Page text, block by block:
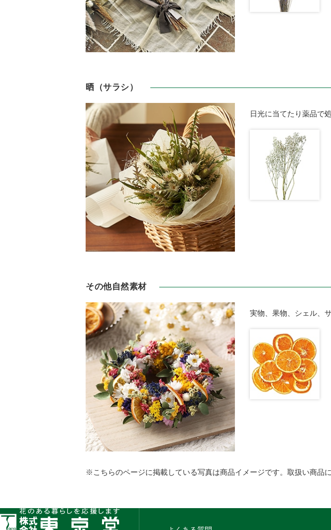
晒（サラシ）
日光に当てたり薬品で
その他自然素材
実物、果物、シェル、
※こちらのページに掲載している写真は商品イメージです。取扱い商品